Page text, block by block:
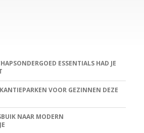
ESSENTIALS HAD JE
VOOR GEZINNEN DEZE
NAAR MODERN